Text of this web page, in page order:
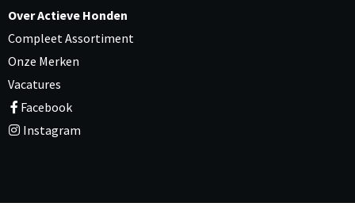
Over Actieve Honden
Compleet Assortiment
Onze Merken
Vacatures
Facebook
Instagram